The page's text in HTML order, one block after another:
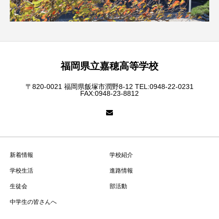
福岡県立嘉穂高等学校
〒820-0021 福岡県飯塚市潤野8-12 TEL:0948-22-0231
FAX:0948-23-8812
新着情報 学校紹介
学校生活 進路情報
生徒会 部活動
中学生の皆さんへ